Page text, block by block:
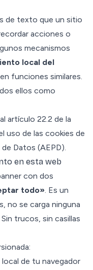
de texto que un sitio
acciones o
mecanismos
local del
funciones similares.
ellos como
artículo 22.2 de la
uso de las cookies de
Datos (AEPD).
en esta web
con dos
todo». Es un
no se carga ninguna
trucos, sin casillas
local de tu navegador